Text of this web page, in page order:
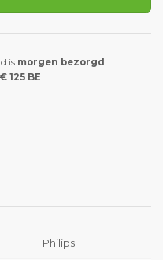
is morgen bezorgd
125 BE
Philips